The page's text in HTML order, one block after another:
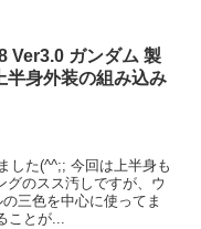
Ver3.0 ガンダム 製
半身外装の組み込み
した(^^;; 今回は上半身も
グのスス汚しですが、ウ
三色を中心に使ってま
とが...